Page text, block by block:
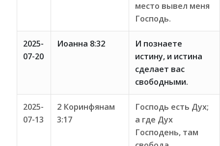
место вывел меня
Господь.
2025-
07-20
Иоанна 8:32
И познаете
истину, и истина
сделает вас
свободными.
2025-
07-13
2 Коринфянам
3:17
Господь есть Дух;
а где Дух
Господень, там